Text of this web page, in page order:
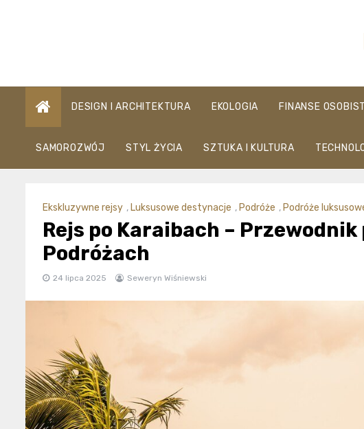
DESIGN I ARCHITEKTURA EKOLOGIA FINANSE
SAMOROZWÓJ STYL ŻYCIA SZTUKA I KULTURA
Ekskluzywne rejsy , Luksusowe destynacje , Podróże , Podróże
Rejs po Karaibach –
Podróżach
24 lipca 2025 Seweryn Wiśniewski